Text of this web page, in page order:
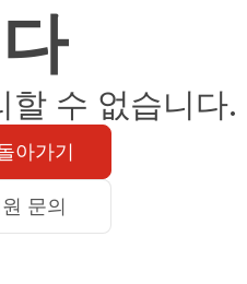
할 수 없습니다.
아가기
문의